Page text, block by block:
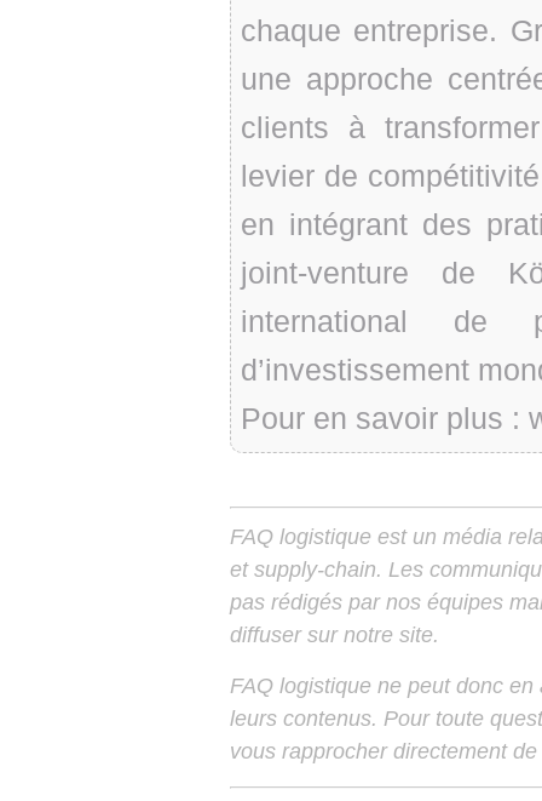
chaque entreprise.
une approche
clients à
levier de
en intégrant des
joint-venture de
international
d’investissement
Pour en savoir plus :
FAQ logistique est un média
et supply-chain. Les
pas rédigés par nos équipes
diffuser sur notre site.
FAQ logistique ne peut donc
leurs contenus. Pour toute
vous rapprocher directement